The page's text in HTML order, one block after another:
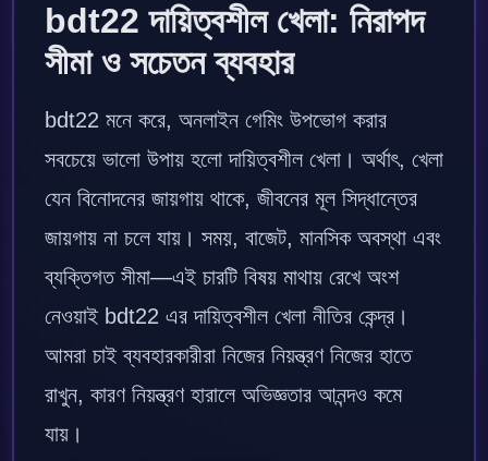
bdt22 দায়িত্বশীল খেলা: নিরাপদ
সীমা ও সচেতন ব্যবহার
bdt22 মনে করে, অনলাইন গেমিং উপভোগ করার
সবচেয়ে ভালো উপায় হলো দায়িত্বশীল খেলা। অর্থাৎ, খেলা
যেন বিনোদনের জায়গায় থাকে, জীবনের মূল সিদ্ধান্তের
জায়গায় না চলে যায়। সময়, বাজেট, মানসিক অবস্থা এবং
ব্যক্তিগত সীমা—এই চারটি বিষয় মাথায় রেখে অংশ
নেওয়াই bdt22 এর দায়িত্বশীল খেলা নীতির কেন্দ্র।
আমরা চাই ব্যবহারকারীরা নিজের নিয়ন্ত্রণ নিজের হাতে
রাখুন, কারণ নিয়ন্ত্রণ হারালে অভিজ্ঞতার আনন্দও কমে
যায়।